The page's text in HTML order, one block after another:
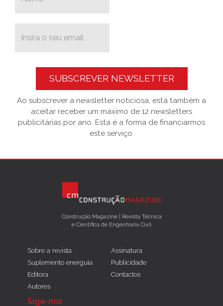
SUBSCREVER NEWSLETTER
Ao subscrever a newsletter noticiosa, está também a
aceitar receber um máximo de 12 newsletters
publicitárias por ano. Esta é a forma de financiarmos
este serviço.
Construção Magazine | Revista Técnica
e Científica de Engenharia Civil
Sobre a revista
Suplemento energuia
Editora
Autores
Assinatura
Publicidade
Contactos
Siga-nos